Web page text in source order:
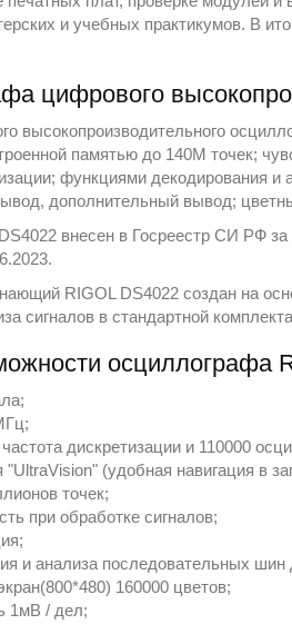
и учебных практикумов. В
цифрового
высокопроизводительного
памятью до 140М точек;
функциями декодирования
дополнительный вывод;
внесен в Госреестр СИ РФ
RIGOL DS4022 создан на
сигналов в стандартной
осциллографа
дискретизации и 110000
"UltraVision" (удобная навигация в
точек;
при обработке сигналов;
и анализа последовательных шин
160000 цветов;
1мВ / дел;